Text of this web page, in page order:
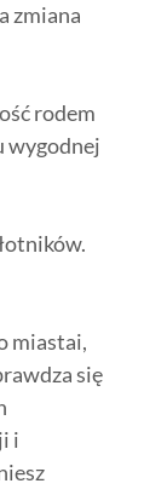
zmiana
rodem
wygodnej
miastai,
się
i